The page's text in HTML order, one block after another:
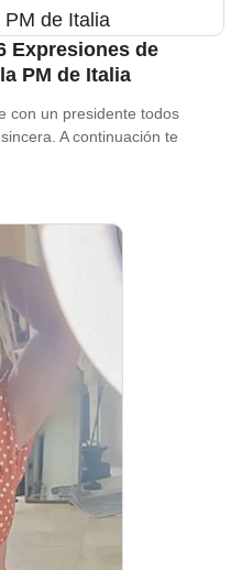
Expresiones de
PM de Italia
con un presidente todos
A continuación te